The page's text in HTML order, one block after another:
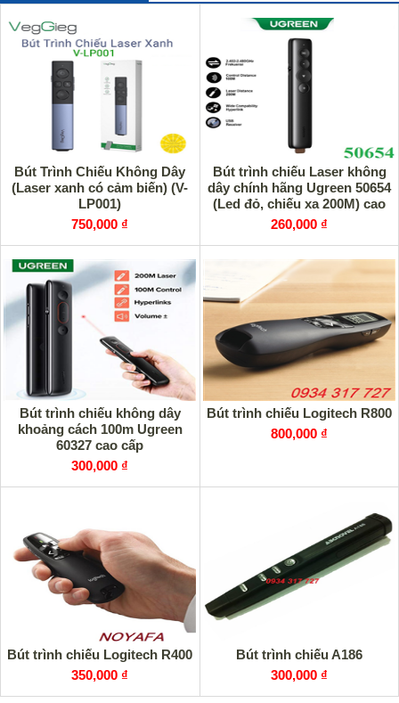
Bút Trình Chiếu Không Dây
(Laser xanh có cảm biến) (V-
LP001)
750,000 ₫
Bút trình chiếu Laser không
dây chính hãng Ugreen 50654
(Led đỏ, chiếu xa 200M) cao
cấp
260,000 ₫
Bút trình chiếu không dây
khoảng cách 100m Ugreen
60327 cao cấp
300,000 ₫
Bút trình chiếu Logitech R800
800,000 ₫
Bút trình chiếu Logitech R400
350,000 ₫
Bút trình chiếu A186
300,000 ₫